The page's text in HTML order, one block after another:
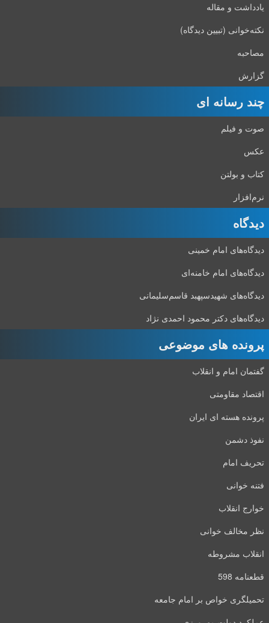
یادداشت و مقاله
نکته‌خوانی (تبیین دیدگاه)
مصاحبه
گزارش
چند رسانه ای
صوت و فیلم
عکس
کتاب و بولتن
نرم‌افزار
دیدگاه‌
دیدگاه‌های امام خمینی
دیدگاه‌های امام خامنه‌ای
دیدگاه‌های شهید‌سپهبد قاسم‌سلیمانی
دیدگاه‌های دکتر محمود احمدی نژاد
پرونده های موضوعی
گفتمان امام و انقلاب
اقتصاد مقاومتی
پرونده هسته ای ایران
نفوذ دشمن
تحریف امام
فتنه خوانی
خوارج انقلاب
نظر مخالف خوانی
انقلاب مشروطه
قطعنامه 598
تحمیلگری خواص بر امام جامعه